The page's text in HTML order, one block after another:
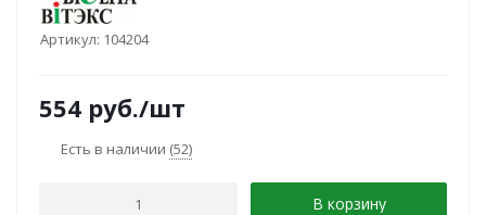
Артикул: 104204
554 руб./шт
Есть в наличии (52)
В корзину